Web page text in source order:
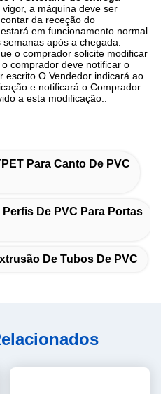
a máquina deve ser
da receção do
em funcionamento normal
após a chegada.
o comprador solicite modificar
comprador deve notificar o
escrito.O Vendedor indicará ao
e notificará o Comprador
a esta modificação..
Para Canto De PVC
De PVC Para Portas
De Tubos De PVC